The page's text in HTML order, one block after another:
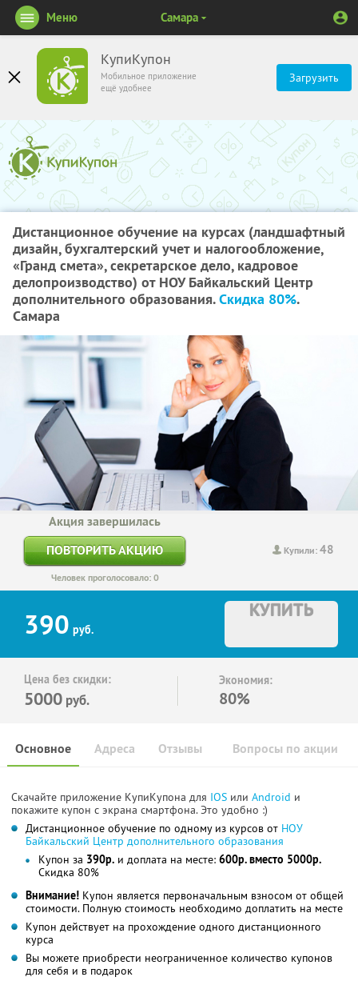
КупиКупон
Мобильное приложение
ещё удобнее
Загрузить
Меню Самара
Дистанционное обучение на курсах (ландшафтный
дизайн, бухгалтерский учет и налогообложение,
«Гранд смета», секретарское дело, кадровое
делопроизводство) от НОУ Байкальский Центр
дополнительного образования.Скидка 80%.
Самара
Купили:48
Акция завершилась
ПОВТОРИТЬ АКЦИЮ
Человек проголосовало: 0
390 руб.
КУПИТЬ
Цена без скидки:
5000 руб.
Экономия:
80%
Основное Отзывы Вопросы по акции
Адреса
Скачайте приложение КупиКупона для IOS или Android и
покажите купон с экрана смартфона. Это удобно :)
Дистанционное обучение по одному из курсов от НОУ
Байкальский Центр дополнительного образования
Купон за 390р. и доплата на месте: 600р. вместо 5000р.
Скидка 80%
Внимание! Купон является первоначальным взносом от общей
стоимости. Полную стоимость необходимо доплатить на месте
Купон действует на прохождение одного дистанционного
курса
Вы можете приобрести неограниченное количество купонов
для себя и в подарок